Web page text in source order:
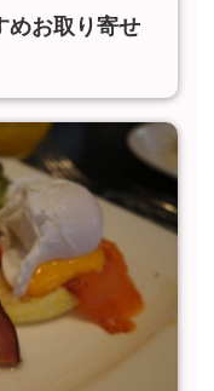
めお取り寄せ